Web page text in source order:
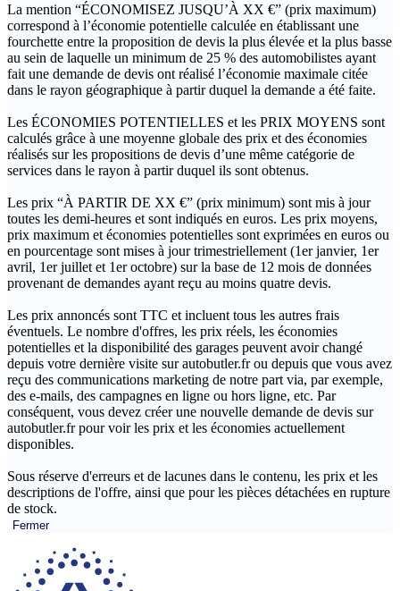
La mention “ÉCONOMISEZ JUSQU’À XX €” (prix maximum)
correspond à l’économie potentielle calculée en établissant une
fourchette entre la proposition de devis la plus élevée et la plus basse
au sein de laquelle un minimum de 25 % des automobilistes ayant
fait une demande de devis ont réalisé l’économie maximale citée
dans le rayon géographique à partir duquel la demande a été faite.
Les ÉCONOMIES POTENTIELLES et les PRIX MOYENS sont
calculés grâce à une moyenne globale des prix et des économies
réalisés sur les propositions de devis d’une même catégorie de
services dans le rayon à partir duquel ils sont obtenus.
Les prix “À PARTIR DE XX €” (prix minimum) sont mis à jour
toutes les demi-heures et sont indiqués en euros. Les prix moyens,
prix maximum et économies potentielles sont exprimées en euros ou
en pourcentage sont mises à jour trimestriellement (1er janvier, 1er
avril, 1er juillet et 1er octobre) sur la base de 12 mois de données
provenant de demandes ayant reçu au moins quatre devis.
Les prix annoncés sont TTC et incluent tous les autres frais
éventuels. Le nombre d'offres, les prix réels, les économies
potentielles et la disponibilité des garages peuvent avoir changé
depuis votre dernière visite sur autobutler.fr ou depuis que vous avez
reçu des communications marketing de notre part via, par exemple,
des e-mails, des campagnes en ligne ou hors ligne, etc. Par
conséquent, vous devez créer une nouvelle demande de devis sur
autobutler.fr pour voir les prix et les économies actuellement
disponibles.
Sous réserve d'erreurs et de lacunes dans le contenu, les prix et les
descriptions de l'offre, ainsi que pour les pièces détachées en rupture
de stock.
Fermer